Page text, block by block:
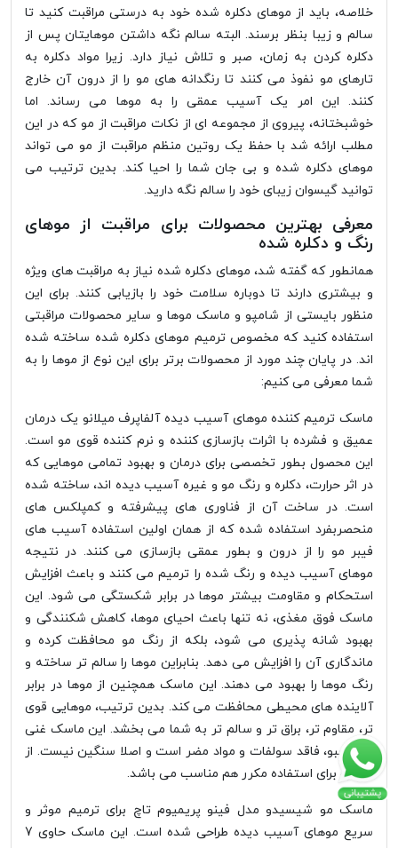
خلاصه، باید از موهای دکلره شده خود به درستی مراقبت کنید تا
سالم و زیبا بنظر برسند. البته سالم نگه داشتن موهایتان پس از
دکلره کردن به زمان، صبر و تلاش نیاز دارد. زیرا مواد دکلره به
تارهای مو نفوذ می کنند تا رنگدانه های مو را از درون آن خارج
کنند. این امر یک آسیب عمقی را به موها می رساند. اما
خوشبختانه، پیروی از مجموعه ای از نکات مراقبت از مو که در این
مطلب ارائه شد با حفظ یک روتین منظم مراقبت از مو می تواند
موهای دکلره شده و بی جان شما را احیا کند. بدین ترتیب می
توانید گیسوان زیبای خود را سالم نگه دارید.
معرفی بهترین محصولات برای مراقبت از موهای
رنگ و دکلره شده
همانطور که گفته شد، موهای دکلره شده نیاز به مراقبت های ویژه
و بیشتری دارند تا دوباره سلامت خود را بازیابی کنند. برای این
منظور بایستی از شامپو و ماسک موها و سایر محصولات مراقبتی
استفاده کنید که مخصوص ترمیم موهای دکلره شده ساخته شده
اند. در پایان چند مورد از محصولات برتر برای این نوع از موها را به
شما معرفی می کنیم:
ماسک ترمیم کننده موهای آسیب دیده آلفاپرف میلانو یک درمان
عمیق و فشرده با اثرات بازسازی کننده و نرم کننده قوی مو است.
این محصول بطور تخصصی برای درمان و بهبود تمامی موهایی که
در اثر حرارت، دکلره و رنگ مو و غیره آسیب دیده اند، ساخته شده
است. در ساخت آن از فناوری های پیشرفته و کمپلکس های
منحصربفرد استفاده شده که از همان اولین استفاده آسیب های
فیبر مو را از درون و بطور عمقی بازسازی می کنند. در نتیجه
موهای آسیب دیده و رنگ شده را ترمیم می کنند و باعث افزایش
استحکام و مقاومت بیشتر موها در برابر شکستگی می شود. این
ماسک فوق مغذی، نه تنها باعث احیای موها، کاهش شکنندگی و
بهبود شانه پذیری می شود، بلکه از رنگ مو محافظت کرده و
ماندگاری آن را افزایش می دهد. بنابراین موها را سالم تر ساخته و
رنگ موها را بهبود می دهند. این ماسک همچنین از موها در برابر
آلاینده های محیطی محافظت می کند. بدین ترتیب، موهایی قوی
تر، مقاوم تر، براق تر و سالم تر به شما می بخشد. این ماسک غنی
و خوشبو، فاقد سولفات و مواد مضر است و اصلا سنگین نیست. از
این رو برای استفاده مکرر هم مناسب می باشد.
ماسک مو شیسیدو مدل فینو پریمیوم تاچ برای ترمیم موثر و
سریع موهای آسیب دیده طراحی شده است. این ماسک حاوی 7